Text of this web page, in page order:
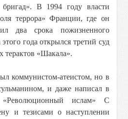
В 1994 году власти
террора» Франции, где он
два срока пожизненного
года открылся третий суд
терактов «Шакала».
коммунистом-атеистом, но в
и даже написал в
ислам» С
и тезисами о наступлении